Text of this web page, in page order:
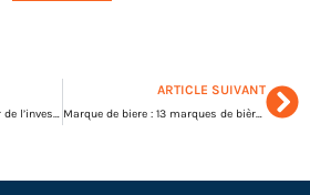
Avenir immobilier : L’avenir de l’investissement immobilier post-pandémie
ARTICLE SUIVANT
Marque de biere : 13 marques de bière populaires que vous devez connaître